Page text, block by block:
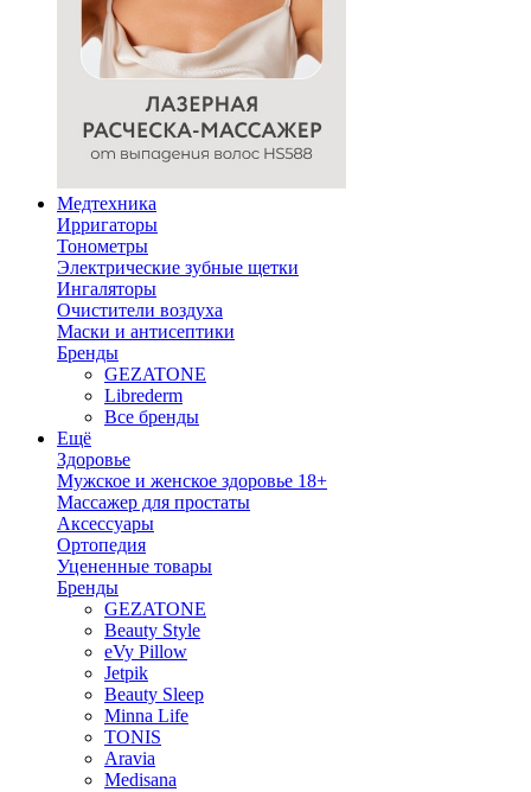
Медтехника
Ирригаторы
Тонометры
Электрические зубные щетки
Ингаляторы
Очистители воздуха
Маски и антисептики
Бренды
GEZATONE
Librederm
Все бренды
Ещё
Здоровье
Мужское и женское здоровье 18+
Массажер для простаты
Аксессуары
Ортопедия
Уцененные товары
Бренды
GEZATONE
Beauty Style
eVy Pillow
Jetpik
Beauty Sleep
Minna Life
TONIS
Aravia
Medisana